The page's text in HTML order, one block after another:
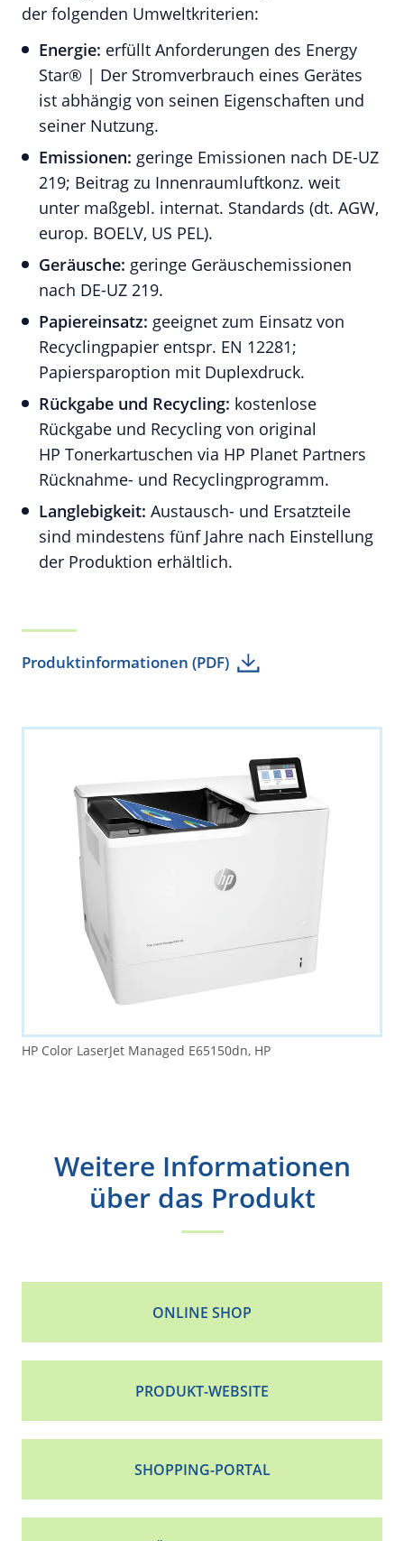
der folgenden Umweltkriterien:
Energie: erfüllt Anforderungen des Energy
Star® | Der Stromverbrauch eines Gerätes
ist abhängig von seinen Eigenschaften und
seiner Nutzung.
Emissionen: geringe Emissionen nach DE-UZ
219; Beitrag zu Innenraumluftkonz. weit
unter maßgebl. internat. Standards (dt. AGW,
europ. BOELV, US PEL).
Geräusche: geringe Geräuschemissionen
nach DE-UZ 219.
Papiereinsatz: geeignet zum Einsatz von
Recyclingpapier entspr. EN 12281;
Papiersparoption mit Duplexdruck.
Rückgabe und Recycling: kostenlose
Rückgabe und Recycling von original
HP Tonerkartuschen via HP Planet Partners
Rücknahme- und Recyclingprogramm.
Langlebigkeit: Austausch- und Ersatzteile
sind mindestens fünf Jahre nach Einstellung
der Produktion erhältlich.
Produktinformationen (PDF)
HP Color LaserJet Managed E65150dn, HP
Weitere Informationen
über das Produkt
ONLINE SHOP
PRODUKT-WEBSITE
SHOPPING-PORTAL